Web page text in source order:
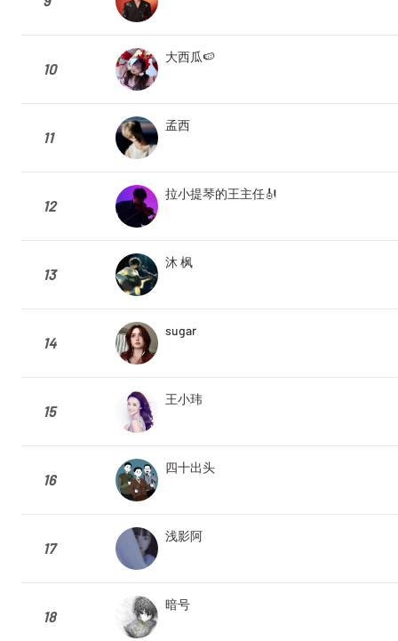
10
大西瓜🍉
11
孟西
12
拉小提琴的王主任🎻
13
沐 枫
14
sugar
15
王小玮
16
四十出头
17
浅影阿
18
暗号